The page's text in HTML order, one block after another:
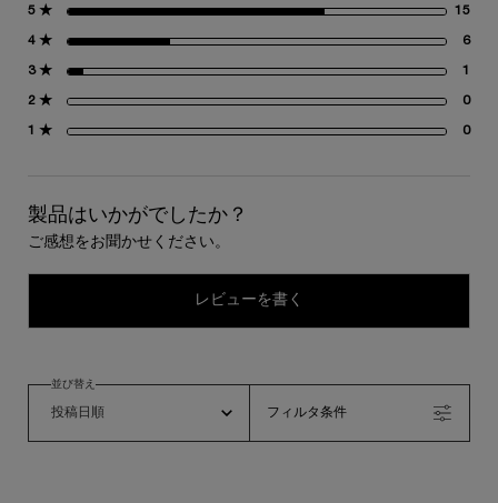
5 ★ 15
4 ★ 66 と
3 ★ 1
2 ★ 00 と
1 ★ 00 と
製品はいかがでしたか？
ご感想をお聞かせください。
レビューを書く
並び替え
フィルタ条件